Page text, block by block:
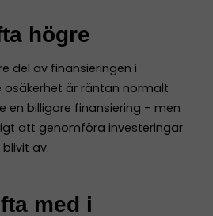
högre
del av finansieringen i
är räntan normalt
en billigare finansiering – men
att genomföra investeringar
av.
med i